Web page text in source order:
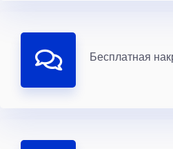
Бесплатная